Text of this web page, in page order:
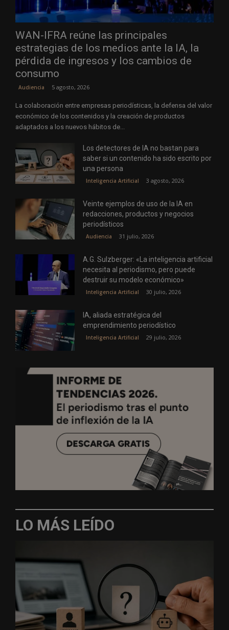
WAN-IFRA reúne las principales
estrategias de los medios ante la IA, la
pérdida de ingresos y los cambios de
consumo
Audiencia 5 agosto, 2026
La colaboración entre empresas periodísticas, la defensa del valor
económico de los contenidos y la creación de productos
adaptados a los nuevos hábitos de...
Los detectores de IA no bastan para
saber si un contenido ha sido escrito por
una persona
Inteligencia Artificial 3 agosto, 2026
Veinte ejemplos de uso de la IA en
redacciones, productos y negocios
periodísticos
Audiencia 31 julio, 2026
A.G. Sulzberger: «La inteligencia artificial
necesita al periodismo, pero puede
destruir su modelo económico»
Inteligencia Artificial 30 julio, 2026
IA, aliada estratégica del
emprendimiento periodístico
Inteligencia Artificial 29 julio, 2026
LO MÁS LEÍDO